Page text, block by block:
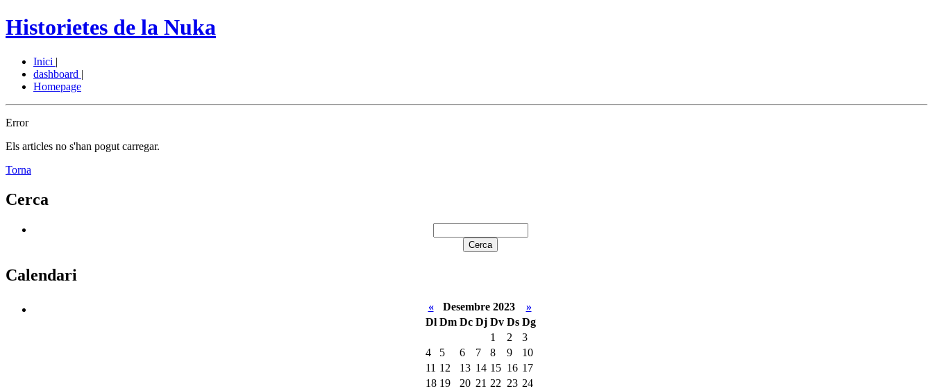
Historietes de la Nuka
Inici |
dashboard |
Homepage
Error
Els articles no s'han pogut carregar.
Torna
Cerca
Calendari
« Desembre 2023
»
Dl Dm Dc Dj Dv Ds Dg
1
2
3
4
5 6 7 8 9
10
11 12 13 14 15 16 17
18 19 20 21 22 23 24